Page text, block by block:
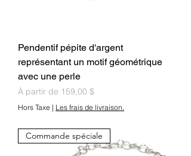
Pendentif pépite d'argent
représentant un motif géométrique
avec une perle
À partir de 159,00 $
Prix promotionnel
Hors Taxe | Les frais de livraison.
Commande spéciale